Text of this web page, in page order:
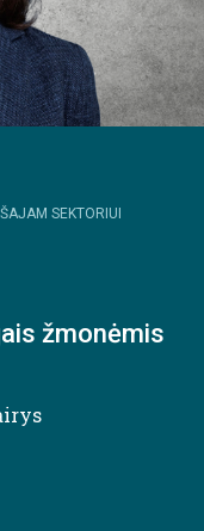
SEKTORIUI
žmonėmis